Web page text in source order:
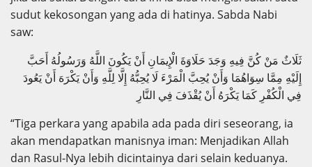
sudut kekosongan yang ada di hatinya. Sabda Nabi
saw:
ثَلَاثٌ مَنْ كُنَّ فِيهِ وَجَدَ حَلَاوَةَ الْإِيمَانِ أَنْ يَكُونَ اللَّهُ وَرَسُولُهُ أَحَبَّ
إِلَيْهِ مِمَّا سِوَاهُمَا وَأَنْ يُحِبَّ الْمَرْءَ لَا يُحِبُّهُ إِلَّا لِلَّهِ وَأَنْ يَكْرَهَ أَنْ يَعُودَ
فِي الْكُفْرِ كَمَا يَكْرَهُ أَنْ يُقْذَفَ فِي النَّارِ
“Tiga perkara yang apabila ada pada diri seseorang, ia
akan mendapatkan manisnya iman: Menjadikan Allah
dan Rasul-Nya lebih dicintainya dari selain keduanya.